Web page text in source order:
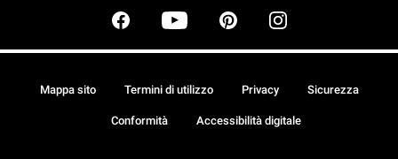
Mappa sito Termini di utilizzo Privacy Sicurezza
Conformità Accessibilità digitale